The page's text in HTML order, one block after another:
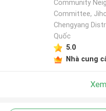
Community
Committee,
Chengyang
Quốc
5.0
Nhà cung